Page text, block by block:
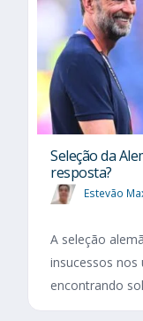
Seleção da
resposta?
Estevão
A seleção
insucessos
encontrando